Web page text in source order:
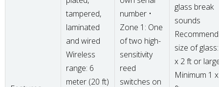
tampered,
laminated
and wired
Wireless
range: 6
meter (20 ft)
number •
Zone 1: One
of two high-
sensitivity
reed
switches on
glass break
sounds
size of
x 2 ft or
Minimum 1